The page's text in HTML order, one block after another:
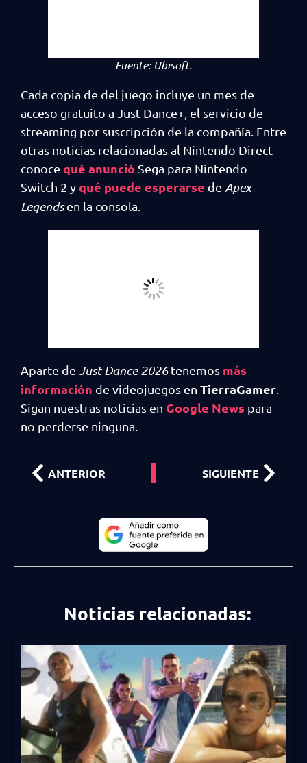
Fuente: Ubisoft.
Cada copia de del juego incluye un mes de
acceso gratuito a Just Dance+, el servicio de
streaming por suscripción de la compañía. Entre
otras noticias relacionadas al Nintendo Direct
conoce qué anunció Sega para Nintendo
Switch 2 yqué puede esperarse de Apex
Legendsen la consola.
Aparte de Just Dance 2026tenemos más
información de videojuegos en TierraGamer.
Sigan nuestras noticias en Google News para
no perderse ninguna.
ANTERIOR SIGUIENTE
Noticias relacionadas: